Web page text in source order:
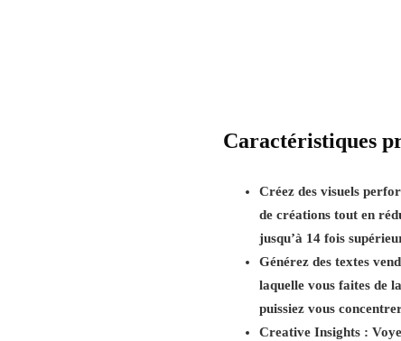
Caractéristiques
Créez des visuels
de créations tout en
jusqu’à 14 fois
Générez des textes
laquelle vous faites de
puissiez vous
Creative Insights :